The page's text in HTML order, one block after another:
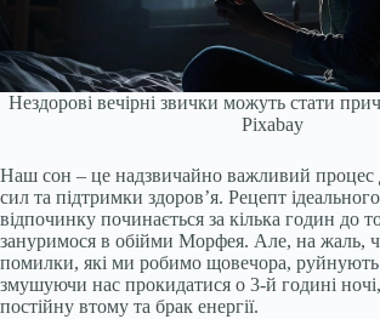
Нездорові вечірні звички можуть стати
Pixabay
Наш сон – це надзвичайно важливий процес
сил та підтримки здоров’я. Рецепт
відпочинку починається за кілька годин до
зануримося в обійми Морфея. Але, на жаль,
помилки, які ми робимо щовечора,
змушуючи нас прокидатися о 3-й годині
постійну втому та брак енергії.